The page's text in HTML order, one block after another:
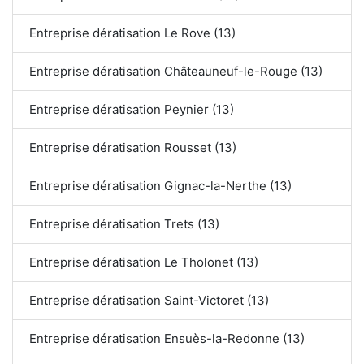
Entreprise dératisation Le Rove (13)
Entreprise dératisation Châteauneuf-le-Rouge (13)
Entreprise dératisation Peynier (13)
Entreprise dératisation Rousset (13)
Entreprise dératisation Gignac-la-Nerthe (13)
Entreprise dératisation Trets (13)
Entreprise dératisation Le Tholonet (13)
Entreprise dératisation Saint-Victoret (13)
Entreprise dératisation Ensuès-la-Redonne (13)